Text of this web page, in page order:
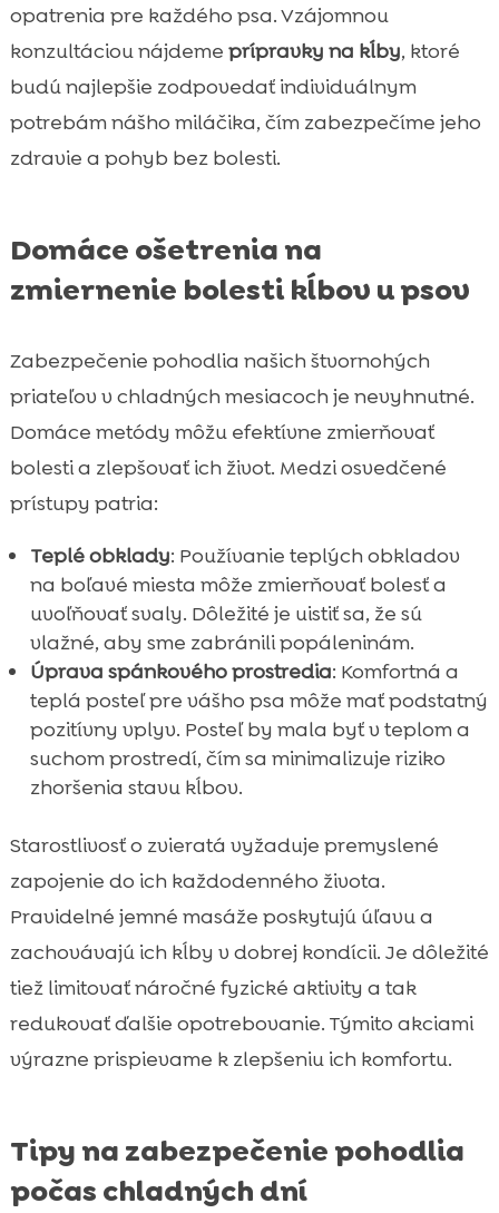
opatrenia pre každého psa. Vzájomnou
konzultáciou nájdeme prípravky na kĺby, ktoré
budú najlepšie zodpovedať individuálnym
potrebám nášho miláčika, čím zabezpečíme jeho
zdravie a pohyb bez bolesti.
Domáce ošetrenia na
zmiernenie bolesti kĺbov u psov
Zabezpečenie pohodlia našich štvornohých
priateľov v chladných mesiacoch je nevyhnutné.
Domáce metódy môžu efektívne zmierňovať
bolesti a zlepšovať ich život. Medzi osvedčené
prístupy patria:
Teplé obklady: Používanie teplých obkladov
na boľavé miesta môže zmierňovať bolesť a
uvoľňovať svaly. Dôležité je uistiť sa, že sú
vlažné, aby sme zabránili popáleninám.
Úprava spánkového prostredia: Komfortná a
teplá posteľ pre vášho psa môže mať podstatný
pozitívny vplyv. Posteľ by mala byť v teplom a
suchom prostredí, čím sa minimalizuje riziko
zhoršenia stavu kĺbov.
Starostlivosť o zvieratá vyžaduje premyslené
zapojenie do ich každodenného života.
Pravidelné jemné masáže poskytujú úľavu a
zachovávajú ich kĺby v dobrej kondícii. Je dôležité
tiež limitovať náročné fyzické aktivity a tak
redukovať ďalšie opotrebovanie. Týmito akciami
výrazne prispievame k zlepšeniu ich komfortu.
Tipy na zabezpečenie pohodlia
počas chladných dní